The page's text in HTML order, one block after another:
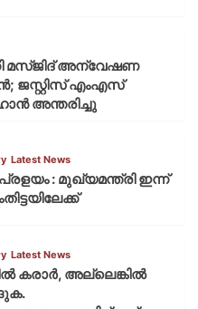
മസ്ജിദ് അന്വേഷണ
ജസ്റ്റിസ് എംഎസ്
അന്തരിച്ചു
Latest News
: മുഖ്യമന്ത്രി ഇന്ന്
Latest News
കരാര്‍, അല്ലെങ്കില്‍